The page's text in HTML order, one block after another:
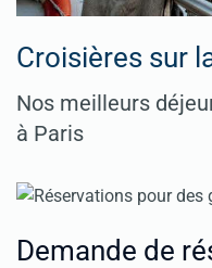
Croisières sur
Nos meilleurs
à Paris
Demande de